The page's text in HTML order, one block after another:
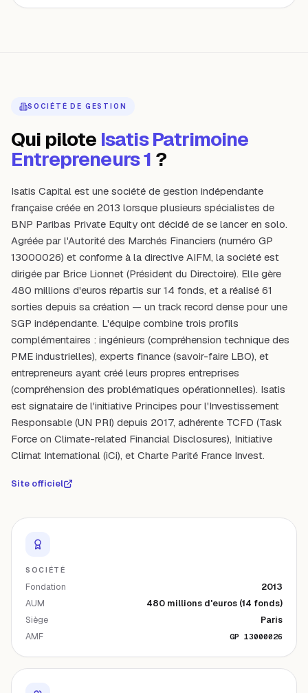
SOCIÉTÉ DE GESTION
Qui pilote Isatis Patrimoine
Entrepreneurs 1 ?
Isatis Capital est une société de gestion indépendante
française créée en 2013 lorsque plusieurs spécialistes de
BNP Paribas Private Equity ont décidé de se lancer en solo.
Agréée par l'Autorité des Marchés Financiers (numéro GP
13000026) et conforme à la directive AIFM, la société est
dirigée par Brice Lionnet (Président du Directoire). Elle gère
480 millions d'euros répartis sur 14 fonds, et a réalisé 61
sorties depuis sa création — un track record dense pour une
SGP indépendante. L'équipe combine trois profils
complémentaires : ingénieurs (compréhension technique des
PME industrielles), experts finance (savoir-faire LBO), et
entrepreneurs ayant créé leurs propres entreprises
(compréhension des problématiques opérationnelles). Isatis
est signataire de l'initiative Principes pour l'Investissement
Responsable (UN PRI) depuis 2017, adhérente TCFD (Task
Force on Climate-related Financial Disclosures), Initiative
Climat International (iCi), et Charte Parité France Invest.
Site officiel
SOCIÉTÉ
Fondation
2013
AUM
480 millions d'euros (14 fonds)
Siège
Paris
AMF
GP 13000026